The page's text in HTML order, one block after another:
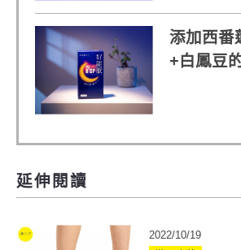
+軟骨素
添加西番
+白鳳豆
眠」，
延伸閱讀
2022/10/19